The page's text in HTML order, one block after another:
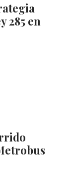
285 en